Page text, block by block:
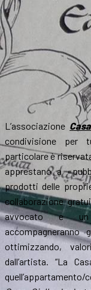
L’associazione
condivisione per
particolare è
apprestano a
prodotti delle
collaborazione
avvocato e un
accompagneranno
ottimizzando,
dall’artista. “La
quell’appartamento/